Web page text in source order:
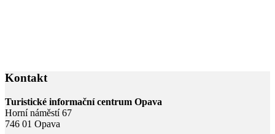
Kontakt
Turistické informační centrum Opava
Horní náměstí 67
746 01 Opava